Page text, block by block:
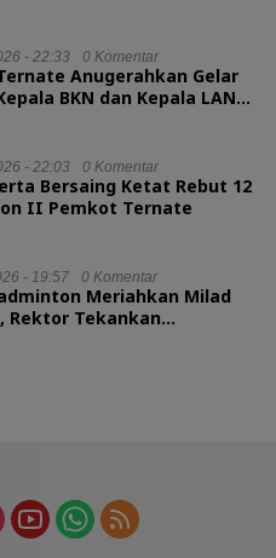
- 22:33 0 Komentar
Anugerahkan Gelar
BKN dan Kepala LAN
- 22:03 0 Komentar
Bersaing Ketat Rebut 12
II Pemkot Ternate
- 19:57 0 Komentar
Meriahkan Milad
Rektor Tekankan